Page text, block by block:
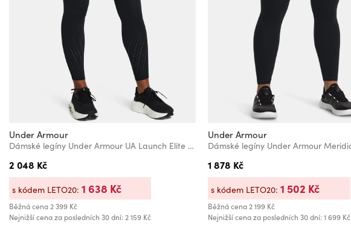
Under Armour
Dámské legíny Under Armour UA Launch Elite Ankle Tights
2 048 Kč
Běžná cena2 399 Kč
Nejnižší cena za posledních 30 dní: 2 159 Kč
s kódem LETO20: 1 638 Kč
Under Armour
1 878 Kč
Běžná cena2 199 Kč
Nejnižší cena za posledních 30 dní: 1 699 Kč
s kódem LETO20: 1 502 Kč